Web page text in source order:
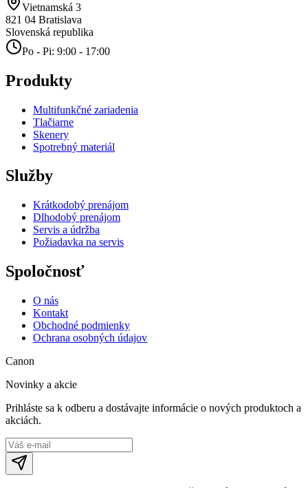
Vietnamská 3
821 04 Bratislava
Slovenská republika
Po - Pi: 9:00 - 17:00
Produkty
Multifunkčné zariadenia
Tlačiarne
Skenery
Spotrebný materiál
Služby
Krátkodobý prenájom
Dlhodobý prenájom
Servis a údržba
Požiadavka na servis
Spoločnosť
O nás
Kontakt
Obchodné podmienky
Ochrana osobných údajov
Canon
Novinky a akcie
Prihláste sa k odberu a dostávajte informácie o nových produktoch a
akciách.